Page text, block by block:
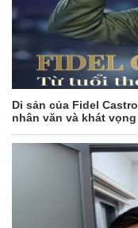
Di sản của Fidel
nhân văn và khát